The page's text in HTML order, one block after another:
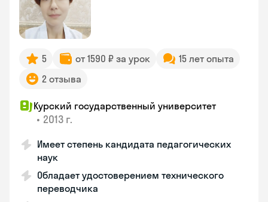
5 от 1590 ₽ за урок
15 лет опыта
2 отзыва
Курский государственный университет
• 2013 г.
Имеет степень кандидата педагогических
наук
Обладает удостоверением технического
переводчика